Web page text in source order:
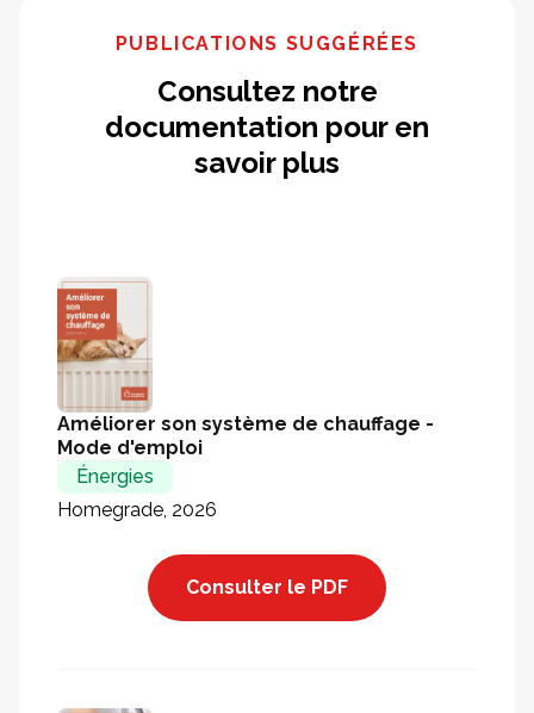
PUBLICATIONS SUGGÉRÉES
Consultez notre
documentation pour en
savoir plus
Améliorer son système de chauffage -
Mode d'emploi
Énergies
Homegrade, 2026
Consulter le PDF